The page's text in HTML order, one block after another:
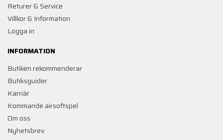
Returer & Service
Villkor & Information
Logga in
INFORMATION
Butiken rekommenderar
Butiksguider
Karriär
Kommande airsoftspel
Om oss
Nyhetsbrev